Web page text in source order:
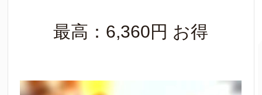
最高：6,360円 お得